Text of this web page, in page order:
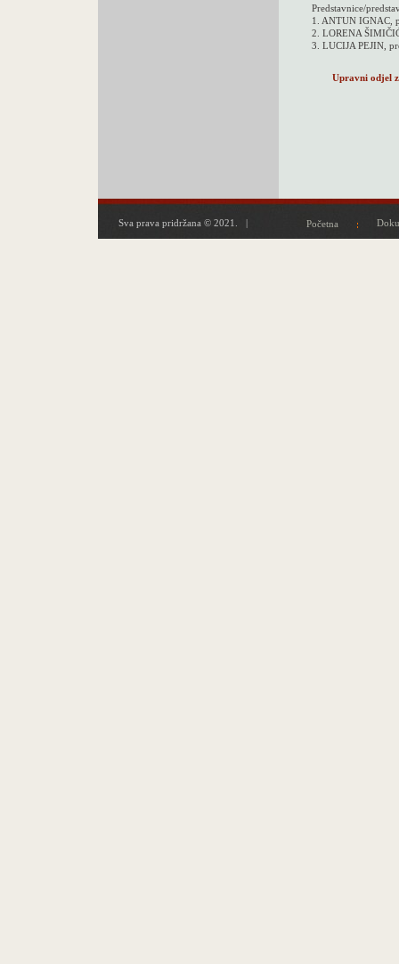
Predstavnice/
1. ANTUN IGNAC,
2. LORENA
3. LUCIJA PEJIN,
Upravni odjel
Sva prava pridržana © 2021. | Početna